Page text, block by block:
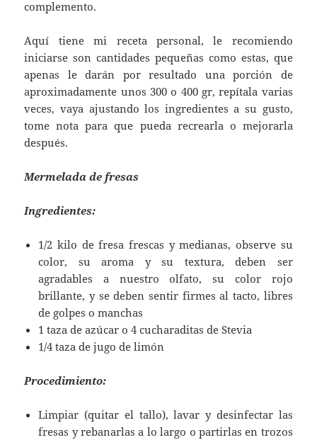
complemento.
Aquí tiene mi receta personal, le recomiendo
iniciarse son cantidades pequeñas como estas, que
apenas le darán por resultado una porción de
aproximadamente unos 300 o 400 gr, repítala varias
veces, vaya ajustando los ingredientes a su gusto,
tome nota para que pueda recrearla o mejorarla
después.
Mermelada de fresas
Ingredientes:
1/2 kilo de fresa frescas y medianas, observe su
color, su aroma y su textura, deben ser
agradables a nuestro olfato, su color rojo
brillante, y se deben sentir firmes al tacto, libres
de golpes o manchas
1 taza de azúcar o 4 cucharaditas de Stevia
1/4 taza de jugo de limón
Procedimiento:
Limpiar (quitar el tallo), lavar y desinfectar las
fresas y rebanarlas a lo largo o partirlas en trozos